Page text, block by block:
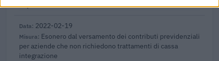
564 euro
2022-02-19
Esonero dal versamento dei contributi previdenziali
per aziende che non richiedono trattamenti di cassa
integrazione